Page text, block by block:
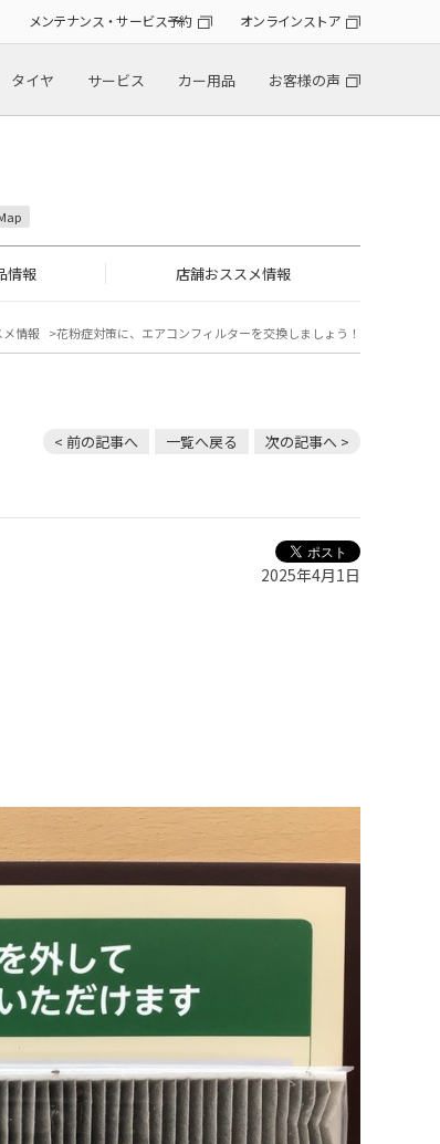
メンテナンス・サービス予約 オンラインストア
タイヤ サービス カー用品 お客様の声
情報 店舗おススメ情報
情報 花粉症対策に、エアコンフィルターを交換しましょう！
< 前の記事へ 一覧へ戻る 次の記事へ >
2025年4月1日